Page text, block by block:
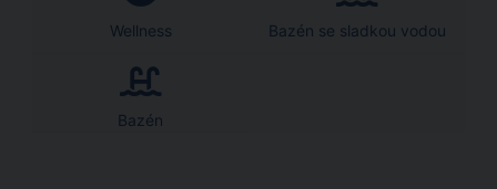
Wellness Bazén se sladkou vodou
Bazén